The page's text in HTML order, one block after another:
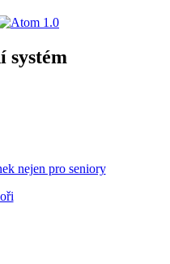
systém
nejen pro seniory